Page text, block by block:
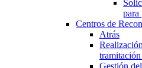
para
Centros de
Atrás